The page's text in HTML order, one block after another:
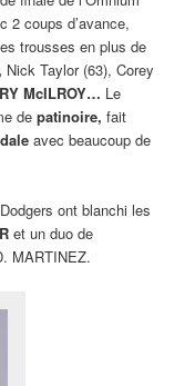
2 coups d’avance,
trousses en plus de
Nick Taylor (63), Corey
McILROY… Le
de patinoire, fait
avec beaucoup de
ont blanchi les
et un duo de
MARTINEZ.